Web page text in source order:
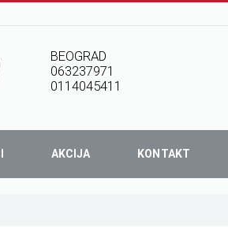
BEOGRAD
063237971
0114045411
AKCIJA KONTAKT